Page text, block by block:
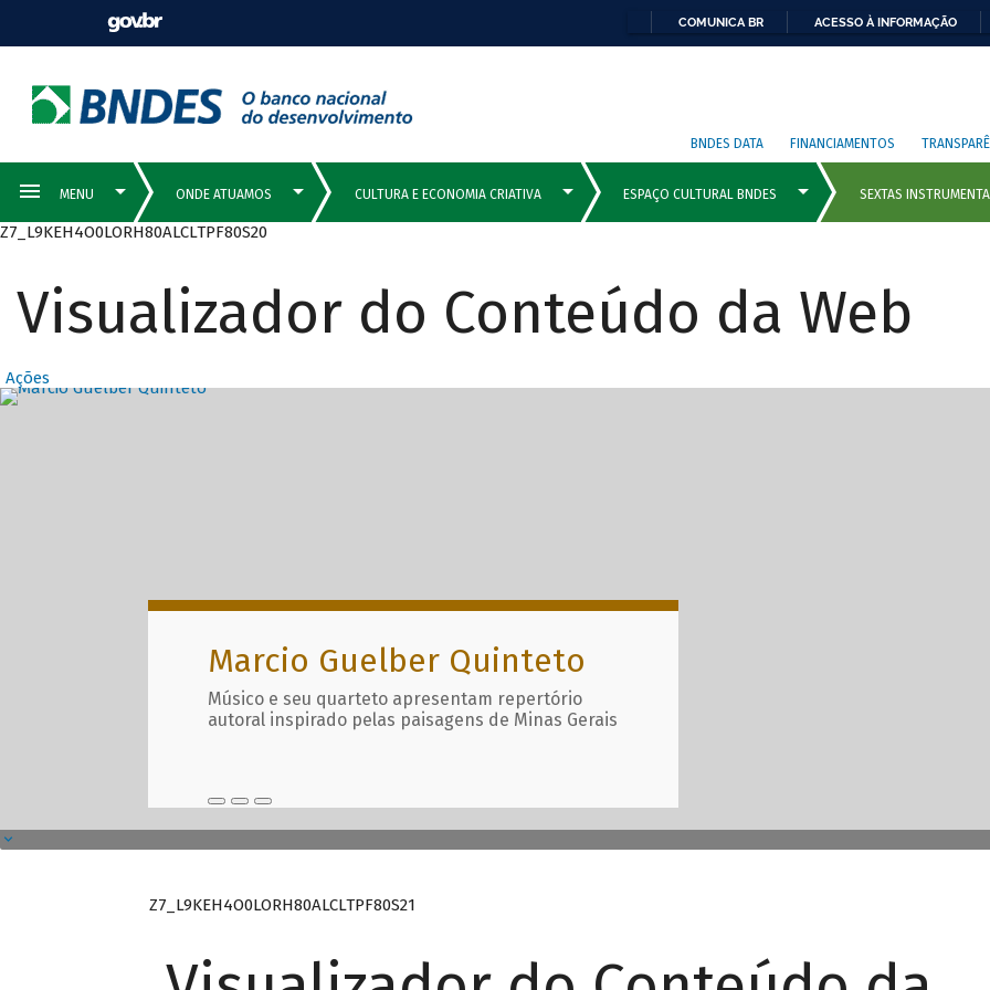
COMUNICA BR ACESSO À INFORMAÇÃO
BNDES DATA FINANCIAMENTOS
Z7_L9KEH4O0LORH80ALCLTPF80S20
Visualizador do Conteúdo da Web
Ações
Destaques Principais com
Marcio Guelber Quinteto
Músico e seu quarteto apresentam repertório
autoral inspirado pelas paisagens de Minas Gerais
Z7_L9KEH4O0LORH80ALCLTPF80S21